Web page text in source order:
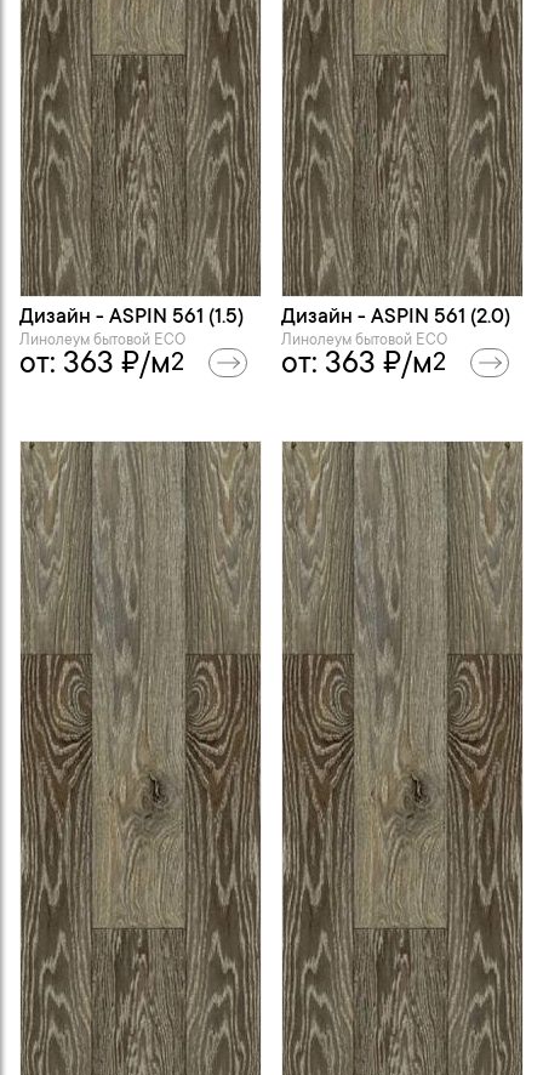
Дизайн - ASPIN 561 (1.5)
Линолеум бытовой ECO
от: 363 ₽/м2
Дизайн - ASPIN 561 (2.0)
Линолеум бытовой ECO
от: 363 ₽/м2